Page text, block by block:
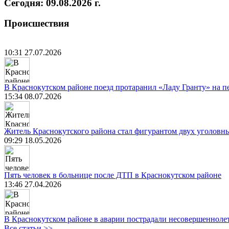
Сегодня: 09.08.2026 г.
Происшествия
10:31 27.07.2026
В Краснокутском районе поезд протаранил «Ладу Гранту» на
15:34 08.07.2026
Житель Краснокутского района стал фигурантом двух
09:29 18.05.2026
Пять человек в больнице после ДТП в Краснокутском районе
13:46 27.04.2026
В Краснокутском районе в аварии пострадали